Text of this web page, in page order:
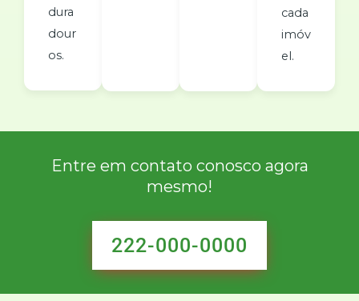
dura
dour
os.
cada
imóv
el.
Entre em contato conosco agora
mesmo!
222-000-0000